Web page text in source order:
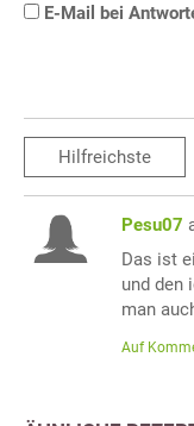
E-Mail bei
Hilfreichste
Pesu07
Das ist
und den
man
Auf